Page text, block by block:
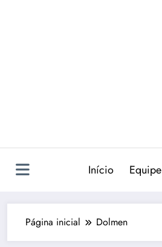
Início Equipe
Página inicial Dolmen